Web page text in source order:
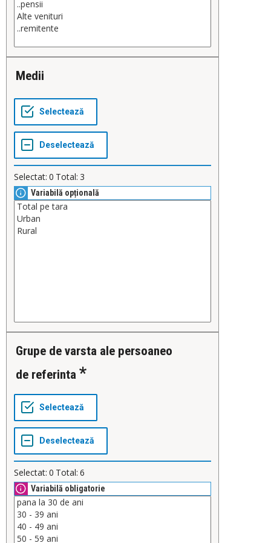
Medii
Selectat: 0 Total: 3
Variabilă opțională
Grupe de varsta ale persoaneo
de referinta
Selectat: 0 Total: 6
Variabilă obligatorie